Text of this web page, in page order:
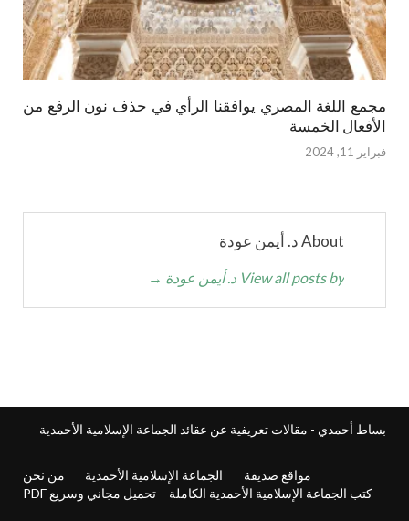
مجمع اللغة المصري يوافقنا الرأي في حذف نون الرفع من
الأفعال الخمسة
فبراير 11, 2024
About د. أيمن عودة
View all posts by د. أيمن عودة →
بساط أحمدي - مقالات تعريفية عن عقائد الجماعة الإسلامية الأحمدية
من نحن الجماعة الإسلامية الأحمدية
مواقع صديقة
كتب الجماعة الإسلامية الأحمدية الكاملة – تحميل مجاني وسريع PDF